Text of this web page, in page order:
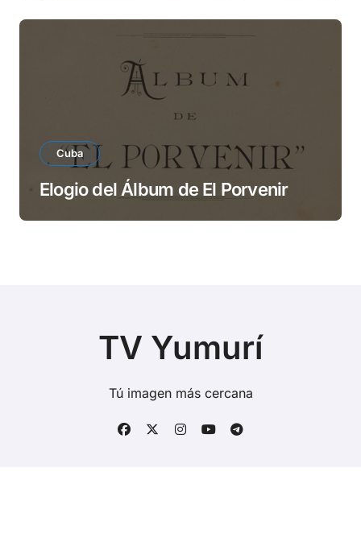
Cuba
Elogio del Álbum de El Porvenir
TV Yumurí
Tú imagen más cercana